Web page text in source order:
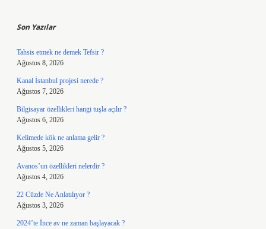
Son Yazılar
Tahsis etmek ne demek Tefsir ?
Ağustos 8, 2026
Kanal İstanbul projesi nerede ?
Ağustos 7, 2026
Bilgisayar özellikleri hangi tuşla açılır ?
Ağustos 6, 2026
Kelimede kök ne anlama gelir ?
Ağustos 5, 2026
Avanos’un özellikleri nelerdir ?
Ağustos 4, 2026
22 Cüzde Ne Anlatılıyor ?
Ağustos 3, 2026
2024’te İnce av ne zaman başlayacak ?